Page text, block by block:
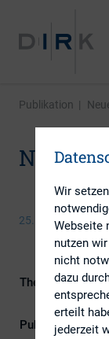
Publikation |
25. Juni 2015
Themengebiete
Wir
Webseite
nutzen
nicht
dazu
erteilt
jederzeit